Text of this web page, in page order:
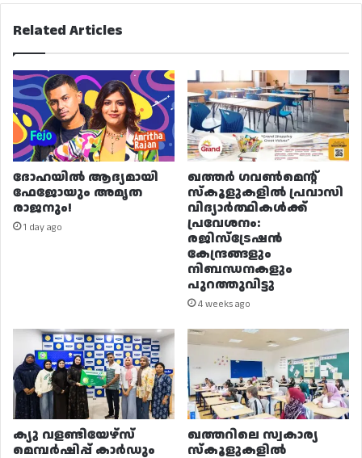
Related Articles
ദോഹയിൽ ആദ്യമായി
ഫേജോയും അമൃത
രാജനും!
1 day ago
ഖത്തർ ഗവൺമെന്റ്
സ്കൂളുകളിൽ പ്രവാസി
വിദ്യാർത്ഥികൾക്ക്
പ്രവേശനം:
രജിസ്ട്രേഷൻ
കേന്ദ്രങ്ങളും
നിബന്ധനകളും
പുറത്തുവിട്ടു
4 weeks ago
ക്യു വളണ്ടിയേഴ്‌സ്
മെമ്പർഷിപ്പ് കാർഡും
ഖത്തറിലെ സ്വകാര്യ
സ്കൂളുകളിൽ